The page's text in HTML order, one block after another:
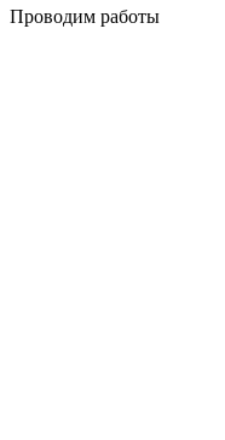
Проводим работы